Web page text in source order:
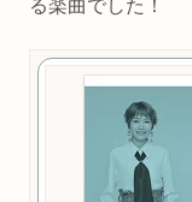
る楽曲でした！